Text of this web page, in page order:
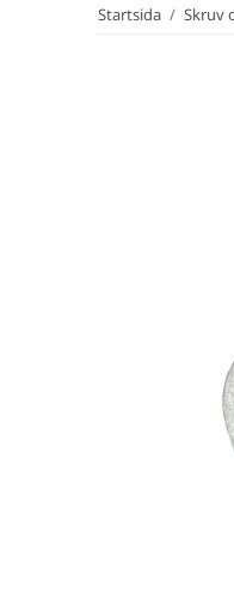
Startsida / Skruv